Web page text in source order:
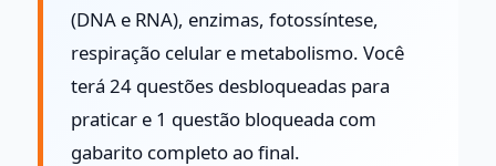
(DNA e RNA), enzimas, fotossíntese,
respiração celular e metabolismo. Você
terá 24 questões desbloqueadas para
praticar e 1 questão bloqueada com
gabarito completo ao final.